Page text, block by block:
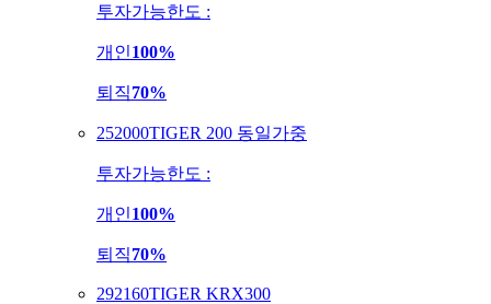
투자가능한도 :
개인100%
퇴직70%
252000TIGER 200 동일가중
투자가능한도 :
개인100%
퇴직70%
292160TIGER KRX300